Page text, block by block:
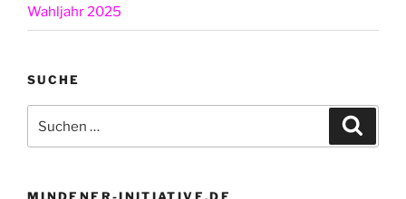
Wahljahr 2025
SUCHE
nach: